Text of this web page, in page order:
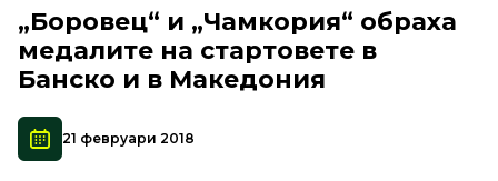
„Боровец“ и „Чамкория“ обраха
медалите на стартовете в
Банско и в Македония
21 февруари 2018